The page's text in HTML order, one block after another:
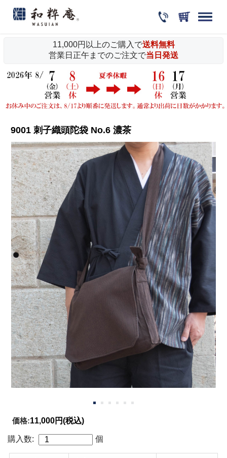
11,000円以上のご購入で送料無料
営業日正午までのご注文で当日発送
9001 刺子織頭陀袋 No.6 濃茶
価格:11,000円(税込)
購入数: 個